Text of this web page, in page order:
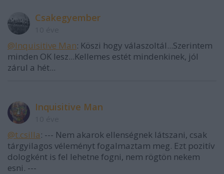
Csakegyember
@Inquisitive Man: Köszi hogy válaszoltál...Szerintem
minden OK lesz...Kellemes estét mindenkinek, jól
zárul a hét...
Inquisitive Man
@t.csilla: --- Nem akarok ellenségnek látszani, csak
tárgyilagos véleményt fogalmaztam meg. Ezt pozitív
dologként is fel lehetne fogni, nem rögtön nekem
esni. ---